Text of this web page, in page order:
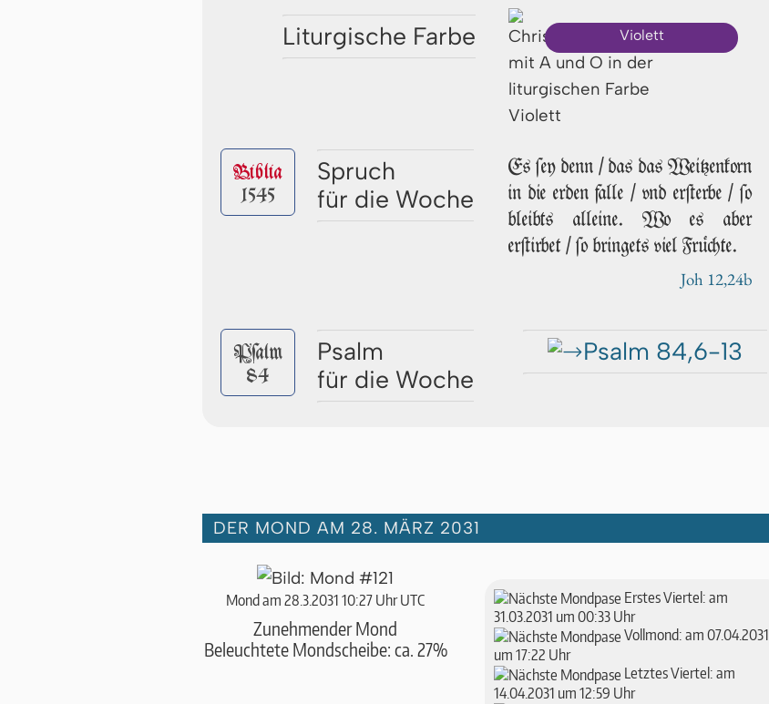
Liturgische Farbe Violett
Biblia
1545
Spruch
für die Woche
Es ſey denn / das das Weitzenkorn
in die erden falle / vnd erſterbe / ſo
bleibts alleine. Wo es aber
erſtirbet / ſo bringets viel Früchte.
Joh 12,24b
Pſalm
84
Psalm
für die Woche
Psalm 84,6-13
DER MOND AM 28. MÄRZ 2031
Mond am 28.3.2031 10:27 Uhr UTC
Zunehmender Mond
Beleuchtete Mondscheibe: ca. 27%
Erstes Viertel: am
31.03.2031 um 00:33 Uhr
Vollmond: am 07.04.2031
um 17:22 Uhr
Letztes Viertel: am
14.04.2031 um 12:59 Uhr